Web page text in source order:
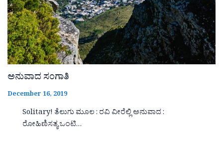
ಅನುವಾದ ಸಂಗಾತಿ
December 16, 2019
Solitary! ತೆಲುಗು ಮೂಲ : ರವಿ ವೀರೆಲ್ಲಿ ಅನುವಾದ :
ರೋಹಿಣಿಸತ್ಯ ಒಂಟಿ…